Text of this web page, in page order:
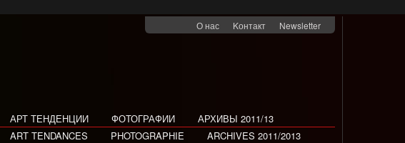
О нас Kонтакт Newsletter
АРТ ТЕНДЕНЦИИ ФОТОГРАФИИ
АРХИВЫ 2011/13
ART TENDANCES PHOTOGRAPHIE ARCHIVES 2011/2013